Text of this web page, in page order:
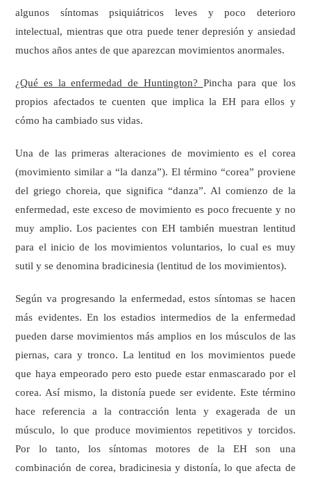
algunos síntomas psiquiátricos leves y poco deterioro
intelectual, mientras que otra puede tener depresión y ansiedad
muchos años antes de que aparezcan movimientos anormales.
¿Qué es la enfermedad de Huntington? Pincha para que los
propios afectados te cuenten que implica la EH para ellos y
cómo ha cambiado sus vidas.
Una de las primeras alteraciones de movimiento es el corea
(movimiento similar a “la danza”). El término “corea” proviene
del griego choreia, que significa “danza”. Al comienzo de la
enfermedad, este exceso de movimiento es poco frecuente y no
muy amplio. Los pacientes con EH también muestran lentitud
para el inicio de los movimientos voluntarios, lo cual es muy
sutil y se denomina bradicinesia (lentitud de los movimientos).
Según va progresando la enfermedad, estos síntomas se hacen
más evidentes. En los estadios intermedios de la enfermedad
pueden darse movimientos más amplios en los músculos de las
piernas, cara y tronco. La lentitud en los movimientos puede
que haya empeorado pero esto puede estar enmascarado por el
corea. Así mismo, la distonía puede ser evidente. Este término
hace referencia a la contracción lenta y exagerada de un
músculo, lo que produce movimientos repetitivos y torcidos.
Por lo tanto, los síntomas motores de la EH son una
combinación de corea, bradicinesia y distonía, lo que afecta de